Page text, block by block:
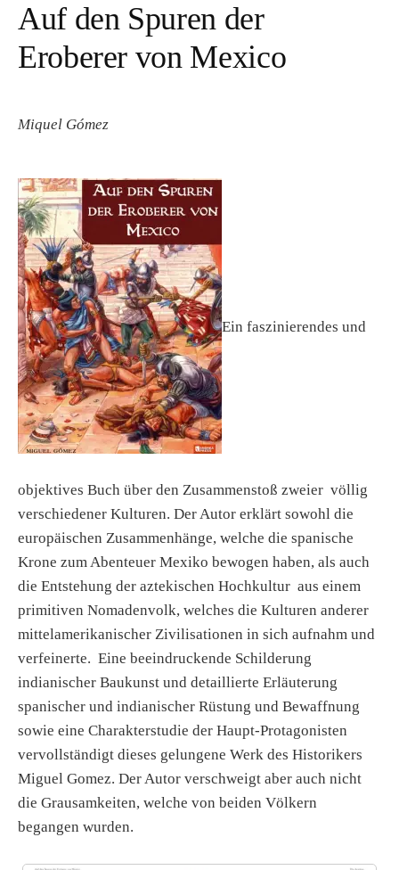
Auf den Spuren der
Eroberer von Mexico
Miquel Gómez
Ein faszinierendes und
objektives Buch über den Zusammenstoß zweier völlig
verschiedener Kulturen. Der Autor erklärt sowohl die
europäischen Zusammenhänge, welche die spanische
Krone zum Abenteuer Mexiko bewogen haben, als auch
die Entstehung der aztekischen Hochkultur aus einem
primitiven Nomadenvolk, welches die Kulturen anderer
mittelamerikanischer Zivilisationen in sich aufnahm und
verfeinerte. Eine beeindruckende Schilderung
indianischer Baukunst und detaillierte Erläuterung
spanischer und indianischer Rüstung und Bewaffnung
sowie eine Charakterstudie der Haupt-Protagonisten
vervollständigt dieses gelungene Werk des Historikers
Miguel Gomez. Der Autor verschweigt aber auch nicht
die Grausamkeiten, welche von beiden Völkern
begangen wurden.